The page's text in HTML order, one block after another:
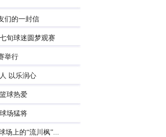
们的一封信
旬球迷圆梦观赛
举行
以乐润心
球热爱
场猛将
场上的“流川枫”...